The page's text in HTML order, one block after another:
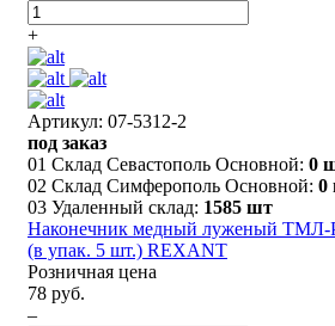
+
Артикул: 07-5312-2
под заказ
01 Склад Севастополь Основной: 0
02 Склад Симферополь Основной: 0
03 Удаленный склад: 1585 шт
Наконечник медный луженый ТМЛ-
(в упак. 5 шт.) REXANT
Розничная цена
78 руб.
–